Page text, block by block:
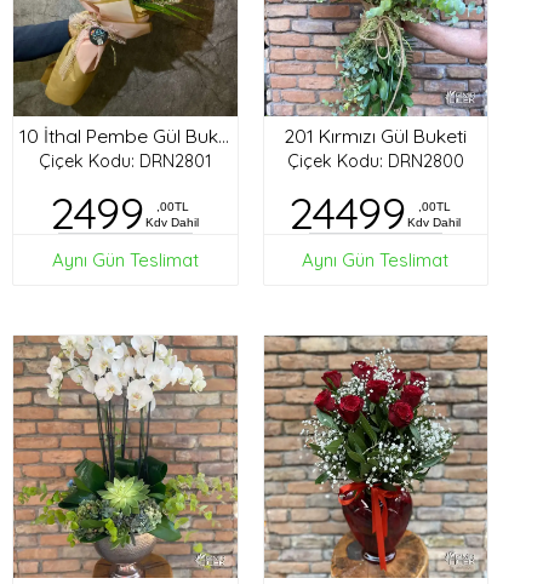
10 İthal Pembe Gül Buketi
Çiçek Kodu: DRN2801
2499
,00TL
Kdv Dahil
Aynı Gün Teslimat
201 Kırmızı Gül Buketi
Çiçek Kodu: DRN2800
24499
,00TL
Kdv Dahil
Aynı Gün Teslimat